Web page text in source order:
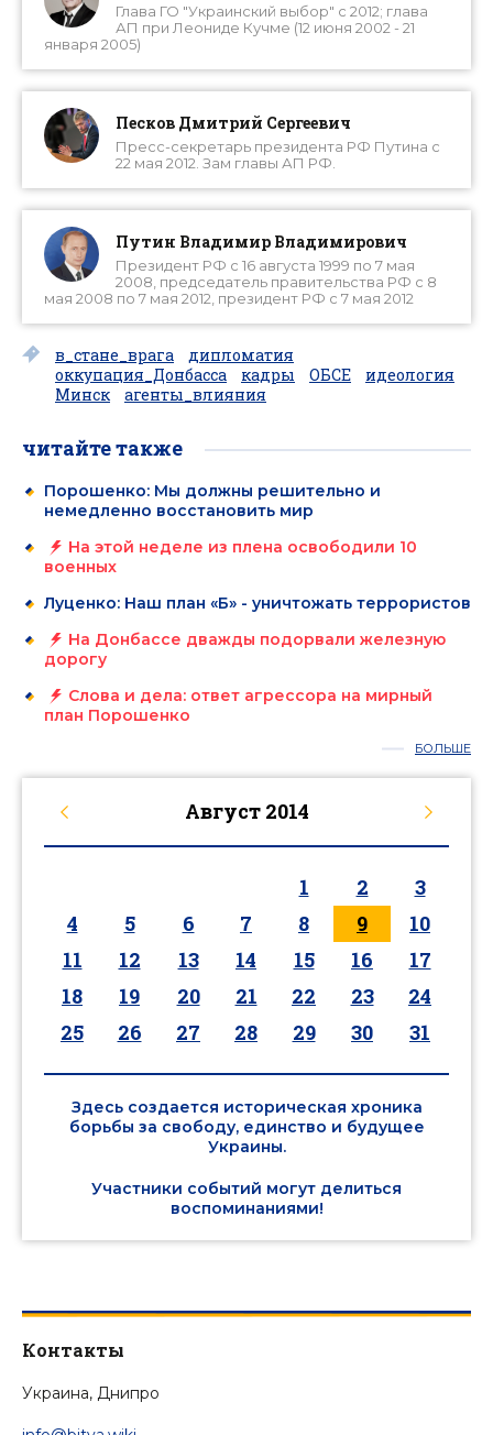
Глава ГО "Украинский выбор" с 2012; глава
АП при Леониде Кучме (12 июня 2002 - 21
января 2005)
Песков Дмитрий Сергеевич
Пресс-секретарь президента РФ Путина с
22 мая 2012. Зам главы АП РФ.
Путин Владимир Владимирович
Президент РФ с 16 августа 1999 по 7 мая
2008, председатель правительства РФ с 8
мая 2008 по 7 мая 2012, президент РФ с 7 мая 2012
в_стане_врага
дипломатия
оккупация_Донбасса
кадры ОБСЕ
идеология
Минск
агенты_влияния
читайте также
Порошенко: Мы должны решительно и
немедленно восстановить мир
На этой неделе из плена освободили 10
военных
Луценко: Наш план «Б» - уничтожать террористов
На Донбассе дважды подорвали железную
дорогу
Слова и дела: ответ агрессора на мирный
план Порошенко
БОЛЬШЕ
Август 2014
1 2
3
4
5 6 7 8 9
10
11
12 13 14 15 16
17
18
19 20 21 22 23
24
25
26 27 28 29 30 31
Здесь создается историческая хроника
борьбы за свободу, единство и будущее
Украины.
Участники событий могут делиться
воспоминаниями!
Контакты
Украина, Днипро